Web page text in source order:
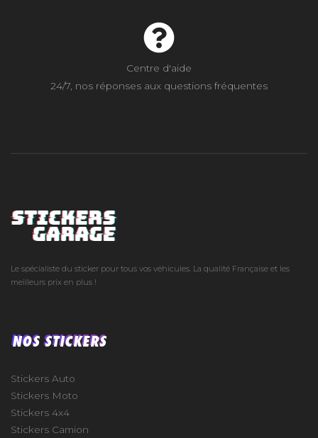
Centre d'aide
24/7, nos réponses aux questions fréquentes
Le spécialiste du sticker pour tous vos véhicules. La qualité Française et les
meilleurs prix en plus !
NOS STICKERS
Stickers Auto
Stickers Moto
Stickers 4x4
Stickers Camion